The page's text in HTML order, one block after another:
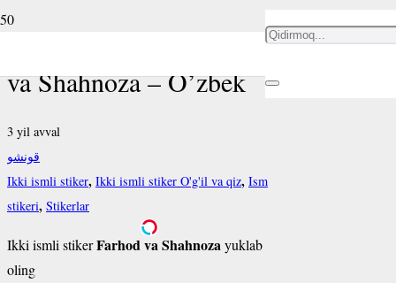
va Shahnoza – O’zbek
3 yil avval
قونشو
Ikki ismli stiker, Ikki ismli stiker O'g'il va qiz, Ism
stikeri, Stikerlar
Ikki ismli stikerFarhod va Shahnozayuklab
oling